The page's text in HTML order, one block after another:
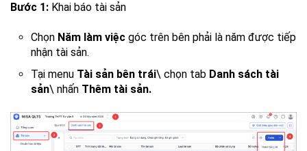
Bước 1: Khai báo tài sản
Chọn Năm làm việc góc trên bên phải là năm được tiếp
nhận tài sản.
Tại menu Tài sản bên trái\ chọn tab Danh sách tài
sản\ nhấn Thêm tài sản.